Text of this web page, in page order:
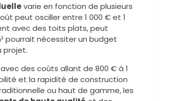
varie en fonction de plusieurs
peut osciller entre 1 000 € et 1
avec des toits plats, peut
pourrait nécessiter un budget
projet.
des coûts allant de 800 € à 1
et la rapidité de construction
ou haut de gamme, les